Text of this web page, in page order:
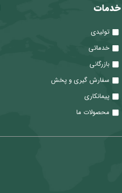
خدمات
تولیدی
خدماتی
بازرگانی
سفارش گیری و پخش
پیمانکاری
محصولات ما